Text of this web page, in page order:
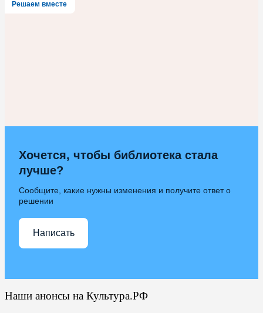
Решаем вместе
Хочется, чтобы библиотека стала
лучше?
Сообщите, какие нужны изменения и получите ответ о
решении
Написать
Наши анонсы на Культура.РФ